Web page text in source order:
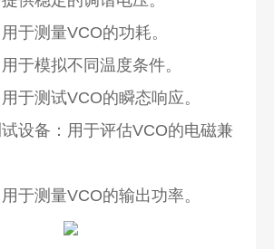
于测量VCO的功耗。
于模拟不同温度条件。
于测试VCO的瞬态响应。
设备：用于评估VCO的电磁兼
于测量VCO的输出功率。